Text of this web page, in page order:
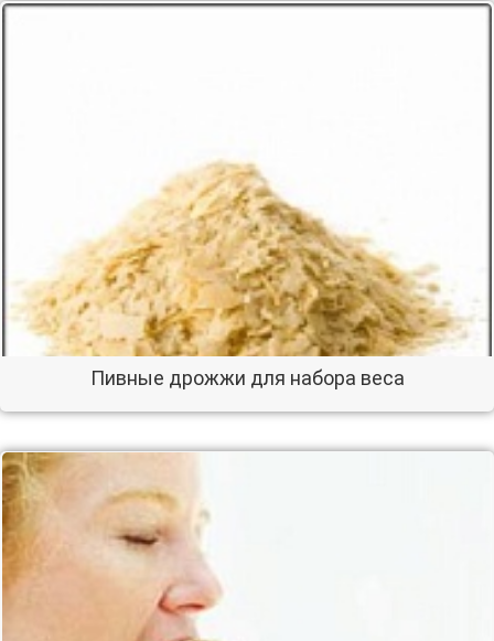
Пивные дрожжи для набора веса